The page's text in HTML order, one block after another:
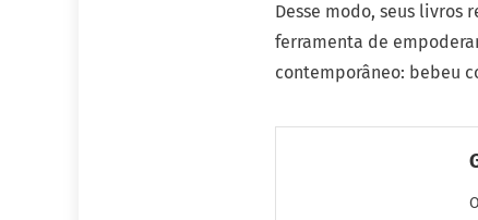
Desse modo, seus
ferramenta de
contemporâneo: bebeu